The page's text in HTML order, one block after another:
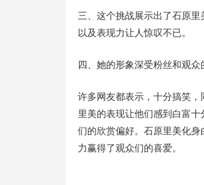
三、这个挑战展示出了石原
以及表现力让人惊叹不已。
四、她的形象深受粉丝和观众
许多网友都表示，十分搞笑
里美的表现让他们感到白富
们的欣赏偏好。石原里美化
力赢得了观众们的喜爱。